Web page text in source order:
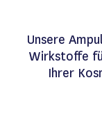
Unsere
Wirkstoffe
Ihrer